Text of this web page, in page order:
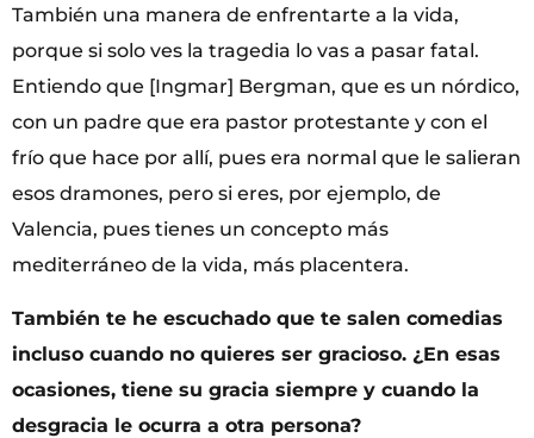
También una manera de enfrentarte a la vida,
porque si solo ves la tragedia lo vas a pasar fatal.
Entiendo que [Ingmar] Bergman, que es un nórdico,
con un padre que era pastor protestante y con el
frío que hace por allí, pues era normal que le salieran
esos dramones, pero si eres, por ejemplo, de
Valencia, pues tienes un concepto más
mediterráneo de la vida, más placentera.
También te he escuchado que te salen comedias
incluso cuando no quieres ser gracioso. ¿En esas
ocasiones, tiene su gracia siempre y cuando la
desgracia le ocurra a otra persona?